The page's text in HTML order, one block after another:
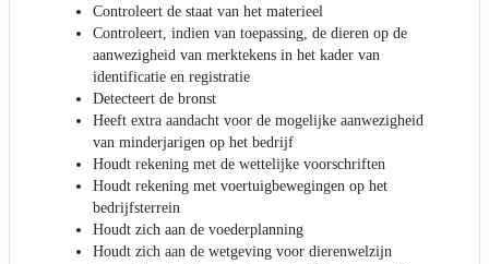
Controleert de staat van het materieel
Controleert, indien van toepassing, de dieren op de
aanwezigheid van merktekens in het kader van
identificatie en registratie
Detecteert de bronst
Heeft extra aandacht voor de mogelijke aanwezigheid
van minderjarigen op het bedrijf
Houdt rekening met de wettelijke voorschriften
Houdt rekening met voertuigbewegingen op het
bedrijfsterrein
Houdt zich aan de voederplanning
Houdt zich aan de wetgeving voor dierenwelzijn